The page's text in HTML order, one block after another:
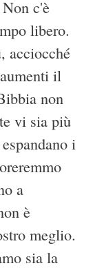
c'è
libero.
acciocché
il
non
vi sia più
i
a
è
meglio.
sia la